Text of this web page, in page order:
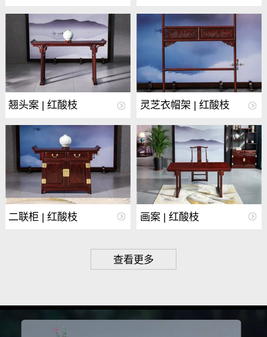
翘头案 | 红酸枝 灵芝衣帽架 | 红酸枝
二联柜 | 红酸枝 画案 | 红酸枝
查看更多